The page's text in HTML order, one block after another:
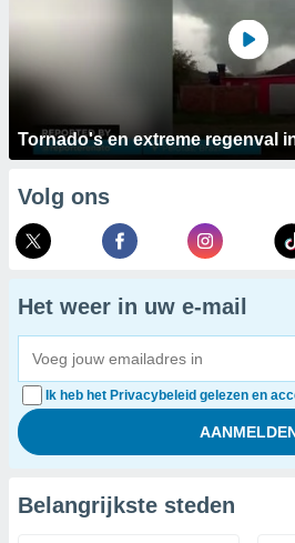
Tornado's en extreme regenval
Volg ons
Het weer in uw e-mail
Ik heb het Privacybeleid gelezen en
Belangrijkste steden